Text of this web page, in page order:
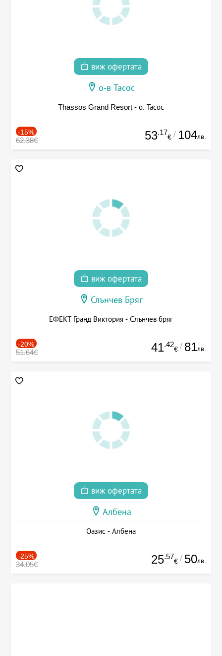
виж офертата
о-в Тасос
Thassos Grand Resort - о. Тасос
-15%
62.38€ 53.17
€ / 104лв.
виж офертата
Слънчев Бряг
ЕФЕКТ Гранд Виктория - Слънчев бряг
-20%
51.64€ 41.42
€ / 81лв.
виж офертата
Албена
Оазис - Албена
-25%
34.05€ 25.57
€ / 50лв.